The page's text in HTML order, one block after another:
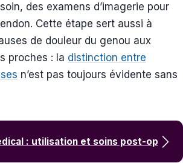
des examens d’imagerie pour
Cette étape sert aussi à
de douleur du genou aux
proches : la distinction entre
n’est pas toujours évidente sans
: utilisation et soins post-op